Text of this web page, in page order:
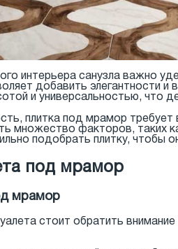
интерьера санузла важно
добавить элегантности
и универсальностью, что
плитка под мрамор
множество факторов, таких
подобрать плитку, чтобы
под мрамор
мрамор
стоит обратить